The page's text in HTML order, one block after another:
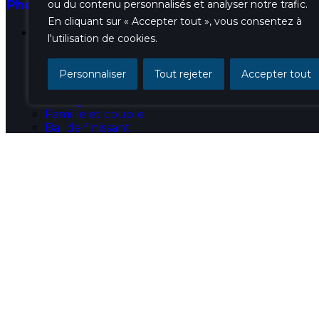
ou du contenu personnalisés et analyser notre trafic.
En cliquant sur « Accepter tout », vous consentez à
l'utilisation de cookies.
Personnaliser Tout rejeter Accepter tout
Photobooth
Portfolio
Événementiel
Portrait professionnel
Portrait d’entreprise
Commerciale
Famille et couple
Bal de finissant